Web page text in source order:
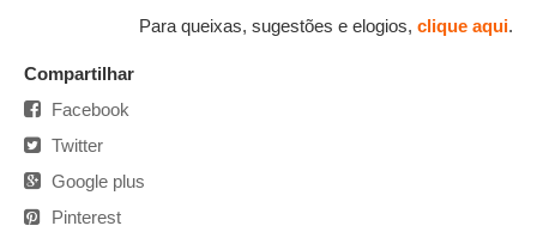
Para queixas, sugestões e elogios, clique aqui.
Compartilhar
Facebook
Twitter
Google plus
Pinterest